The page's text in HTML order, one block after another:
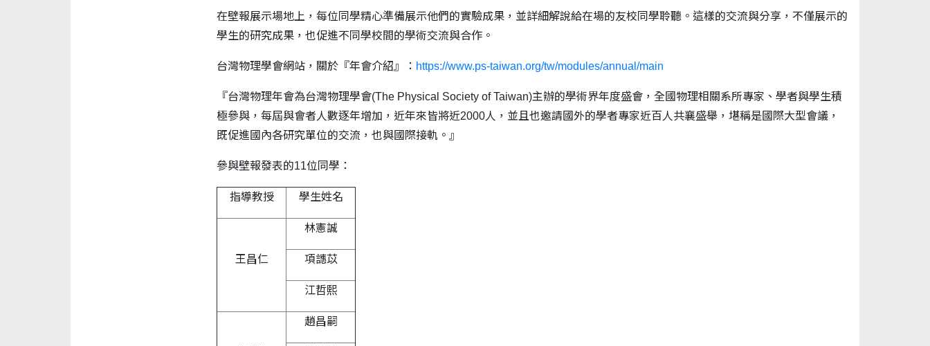
在壁報展示場地上，每位同學精心準備展示他們的實驗成果，並詳細解說給在場的友校同學聆聽。這樣的交流與分享，不僅展示的
學生的研究成果，也促進不同學校間的學術交流與合作。
台灣物理學會網站，關於『年會介紹』： https://www.ps-taiwan.org/tw/modules/annual/main
『台灣物理年會為台灣物理學會(The Physical Society of Taiwan)主辦的學術界年度盛會，全國物理相關系所專家、學者與學生積
極參與，每屆與會者人數逐年增加，近年來皆將近2000人，並且也邀請國外的學者專家近百人共襄盛舉，堪稱是國際大型會議，
既促進國內各研究單位的交流，也與國際接軌。』
參與壁報發表的11位同學：
指導教授 學生姓名
王昌仁
林憲誠
項譓苡
江哲熙
趙昌嗣